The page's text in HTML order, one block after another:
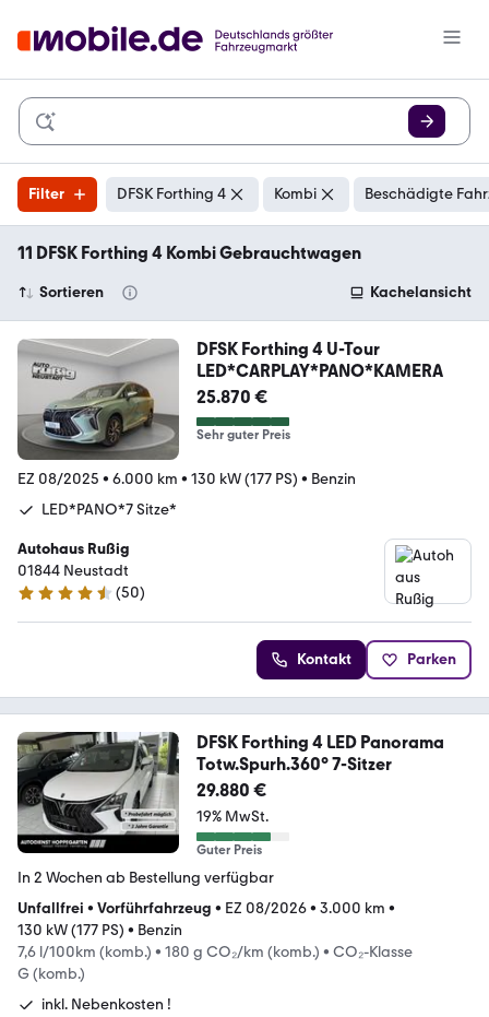
Filter DFSK Forthing 4 Kombi Beschädigte
11 DFSK Forthing 4 Kombi Gebrauchtwagen
Sortieren Kachelansicht
DFSK Forthing 4 U-Tour
LED*CARPLAY*PANO*KAMERA
25.870 €
Sehr guter Preis
EZ 08/2025 • 6.000 km • 130 kW (177 PS) • Benzin
LED*PANO*7 Sitze*
Autohaus Rußig
01844 Neustadt
4.3 Sterne
(50)
Kontakt Parken
DFSK Forthing 4 LED Panorama
Totw.Spurh.360° 7-Sitzer
29.880 €
19% MwSt.
Guter Preis
In 2 Wochen ab Bestellung verfügbar
Unfallfrei • Vorführfahrzeug • EZ 08/2026• 3.000 km •
130 kW (177 PS) • Benzin
7,6 l/100km (komb.) • 180 g CO₂/km (komb.) • CO₂-Klasse
G (komb.)
inkl. Nebenkosten !